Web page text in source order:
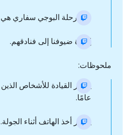
مدة رحلة البوجي سفاري هي 1:30 دقيقة - 20 كم.
إعادة ضيوفنا إلى فنادقهم.
ملحوظات:
عامًا.
يحظر أخذ الهاتف أثناء الجولة.